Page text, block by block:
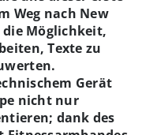
Weg nach New
Möglichkeit,
Texte zu
Gerät
nicht nur
dank des